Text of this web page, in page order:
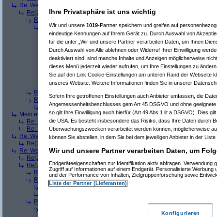
Re: Welches ETWAS hab ihr bekommen..
Re(2): Welches ETWAS hab ihr bekommen..(ddrobesch
Re(3): Welches ETWAS hab ihr bekommen..
Re(4): Welches ETWAS hab ihr bekommen..(Games2Gameam
Re(5): Welches ETWAS hab ihr bekommen..(ddrobescham
Re(6): Welches ETWAS hab ihr bekommen..(q.e.d.am
Re(5): Welches ETWAS hab ihr bekommen..(q.e.d.am
Re(6): Welches ETWAS hab ihr bekommen..(Games2Game
Re(7): Welches ETWAS hab ihr bekommen..
am
Re(8): Welches ETWAS hab ihr bekommen..
Re(9): Welches ETWAS hab ihr bekommen..(q.e.d.
Re(5): Welches ETWAS hab ihr bekommen..(monster23am
Re(3): Welches ETWAS hab ihr bekommen.. ( Diall
am 23.12.2008,
Re(3): Welches ETWAS hab ihr bekommen..(Madleram 23.12.2008,
Re(4): Welches ETWAS hab ihr bekommen..(Games2Gameam
Mein etwas(Winnie_Pooham 23.12.2008, 09:12:01)
Re: Mein etwas(dizoam 23.12.2008, 09:24:29)
Re: Mein etwas(q.e.d.am 23.12.2008, 09:40:58)
Re: Welches ETWAS hab ihr bekommen..( Dimmuam 23.12.2008,
Re(2): Welches ETWAS hab ihr bekommen..
Re: Welches ETWAS hab ihr bekommen..(markuz90am 23.12.2008,
Re(2): Welches ETWAS hab ihr bekommen..
Re(2): Welches ETWAS hab ihr bekommen..(BlackShadow am
Re(3): Welches ETWAS hab ihr bekommen..(User6465am
Re(3): Welches ETWAS hab ihr bekommen.. ( Flo061180
Re(4): Welches ETWAS hab ihr bekommen..
Re(3): Welches ETWAS hab ihr bekommen..
Ihre Privatsphäre ist uns wichtig
Wir und unsere 1019-Partner speichern und greifen auf
eindeutige Kennungen auf Ihrem Gerät zu. Durch Auswahl von
für die unter „Wir und unsere Partner verarbeiten Daten, um Ihnen
Durch Auswahl von Alle ablehnen oder Widerruf Ihrer Einwilligung
deaktiviert sind, sind manche Inhalte und Anzeigen möglicherweise
dieses Menü jederzeit wieder aufrufen, um Ihre Einstellungen zu
Sie auf den Link Cookie-Einstellungen am unteren Rand der Webseite
unseres Website. Weitere Informationen finden Sie in unserer
Sofern Ihre getroffenen Einstellungen auch Anbieter umfassen, die
Angemessenheitsbeschlusses gem Art 45 DSGVO und ohne
so gilt Ihre Einwilligung auch hierfür (Art 49 Abs 1 lit a DSGVO). Dies
die USA. Es besteht insbesondere das Risiko, dass Ihre Daten durch
Überwachungszwecken verarbeitet werden können, möglicherweise
können Sie abstellen, in dem Sie bei dem jeweiligen Anbieter in der
Wir und unsere Partner verarbeiten Daten, um
Endgeräteeigenschaften zur Identifikation aktiv abfragen. Verwendung
Zugriff auf Informationen auf einem Endgerät. Personalisierte Werbung
und der Performance von Inhalten, Zielgruppenforschung sowie
Liste der Partner (Lieferanten)
Konfigurieren